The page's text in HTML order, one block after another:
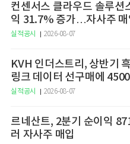
컨센서스 클라우드 솔루션
익 31.7% 증가…자사주 매
러로 확대
실적공시 2026-08-07
KVH 인더스트리, 상반기
링크 데이터 선구매에
실적공시 2026-08-07
르네산트, 2분기 순이익
러 자사주 매입